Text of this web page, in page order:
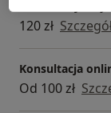
120 zł
Konsultacja
Od 100 zł